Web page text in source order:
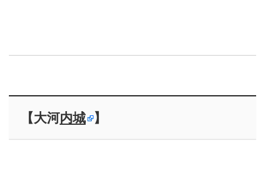
【大河内城 】